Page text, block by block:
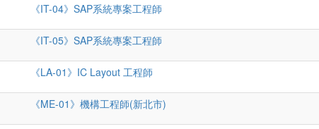
《IT-04》SAP系統專案工程師
《IT-05》SAP系統專案工程師
《LA-01》IC Layout 工程師
《ME-01》機構工程師(新北市)